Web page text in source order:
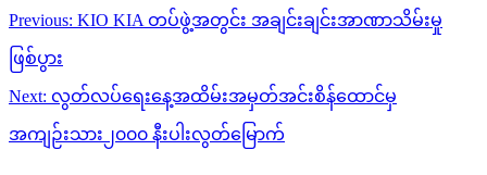
Post
navigation
Previous: KIO KIA တပ်ဖွဲ့အတွင်း အချင်းချင်းအာဏာသိမ်းမှု
ဖြစ်ပွား
Next: လွတ်လပ်ရေးနေ့အထိမ်းအမှတ်အင်းစိန်ထောင်မှ
အကျဉ်းသား၂၀၀၀ နီးပါးလွတ်မြောက်